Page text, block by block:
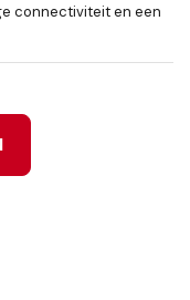
connectiviteit en een